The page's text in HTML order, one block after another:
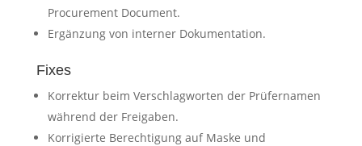
Procurement Document.
Ergänzung von interner Dokumentation.
Fixes
Korrektur beim Verschlagworten der Prüfernamen
während der Freigaben.
Korrigierte Berechtigung auf Maske und